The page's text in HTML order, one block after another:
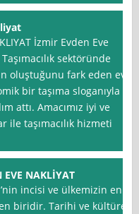
İzmir Evden Eve
sektöründe
oluştuğunu fark eden ev
bir taşıma sloganıyla
attı. Amacımız iyi ve
ile taşımacılık hizmeti
EVE NAKLİYAT
incisi ve ülkemizin en
biridir. Tarihi ve kültürel